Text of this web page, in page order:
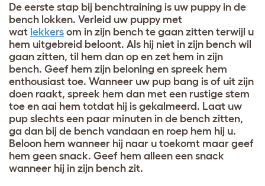
De eerste stap bij benchtraining is uw puppy in de
bench lokken. Verleid uw puppy met
wat lekkers om in zijn bench te gaan zitten terwijl u
hem uitgebreid beloont. Als hij niet in zijn bench wil
gaan zitten, til hem dan op en zet hem in zijn
bench. Geef hem zijn beloning en spreek hem
enthousiast toe. Wanneer uw pup bang is of uit zijn
doen raakt, spreek hem dan met een rustige stem
toe en aai hem totdat hij is gekalmeerd. Laat uw
pup slechts een paar minuten in de bench zitten,
ga dan bij de bench vandaan en roep hem hij u.
Beloon hem wanneer hij naar u toekomt maar geef
hem geen snack. Geef hem alleen een snack
wanneer hij in zijn bench zit.